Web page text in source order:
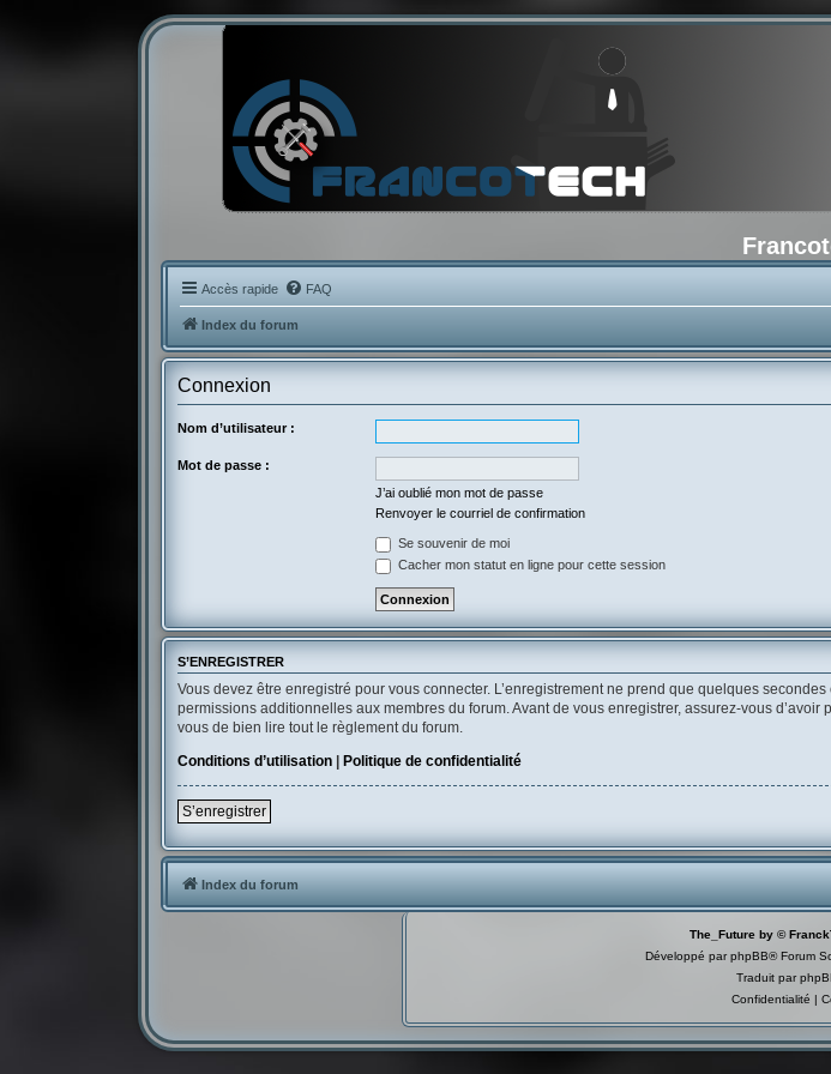
Accès rapide FAQ
Index du forum
Connexion
Nom d’utilisateur :
Mot de passe :
J’ai oublié mon mot de passe
Renvoyer le courriel de confirmation
Se souvenir de moi
Cacher mon statut en ligne pour cette session
S’ENREGISTRER
Vous devez être enregistré pour vous connecter. L’enregistrement ne prend que quelques
permissions additionnelles aux membres du forum. Avant de vous enregistrer, assurez-vous
vous de bien lire tout le règlement du forum.
Conditions d’utilisation
Politique de confidentialité
S’enregistrer
Index du forum
The_Future by ©
Développé parphpBB® Forum
Traduit par
Confidentialité |